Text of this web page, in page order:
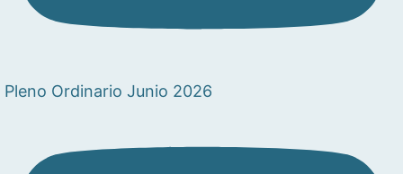
Pleno Ordinario Junio 2026